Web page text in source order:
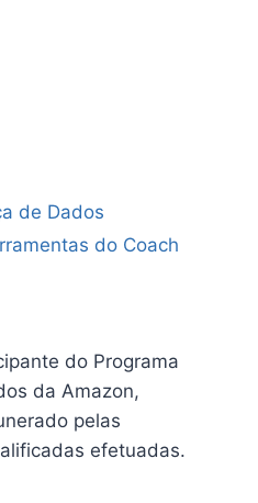
de Dados
do Coach
do Programa
da Amazon,
pelas
efetuadas.